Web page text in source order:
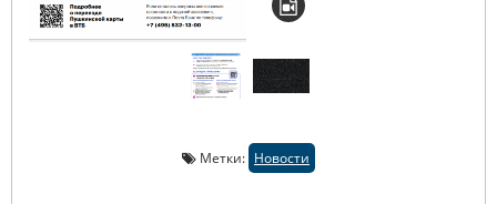
Метки: Новости